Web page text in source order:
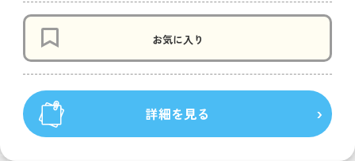
お気に入り
詳細を見る